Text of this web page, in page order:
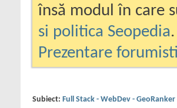
însă modul în care
si politica Seopedia
Prezentare forumisti
Subiect: Full Stack - WebDev -